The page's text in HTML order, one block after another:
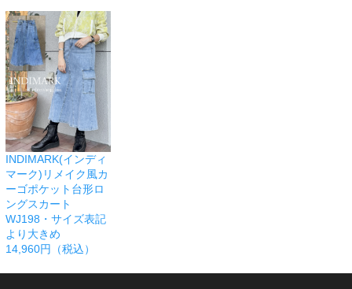
INDIMARK(インディ
マーク)リメイク風カ
ーゴポケット台形ロ
ングスカート
WJ198・サイズ表記
より大きめ
14,960円（税込）